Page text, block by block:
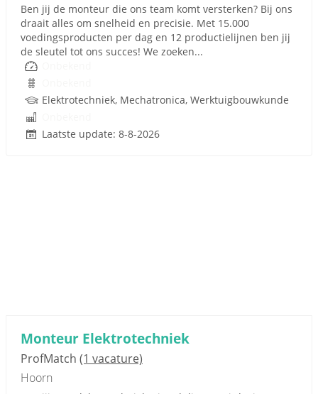
Ben jij de monteur die ons team komt versterken? Bij ons
draait alles om snelheid en precisie. Met 15.000
voedingsproducten per dag en 12 productielijnen ben jij
de sleutel tot ons succes! We zoeken...
Elektrotechniek, Mechatronica, Werktuigbouwkunde
Laatste update: 8-8-2026
Monteur Elektrotechniek
ProfMatch (1 vacature)
Hoorn